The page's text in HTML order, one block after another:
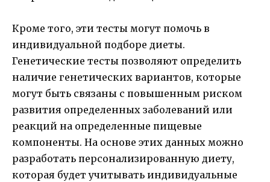
Кроме того, эти тесты могут помочь в
индивидуальной подборе диеты.
Генетические тесты позволяют определить
наличие генетических вариантов, которые
могут быть связаны с повышенным риском
развития определенных заболеваний или
реакций на определенные пищевые
компоненты. На основе этих данных можно
разработать персонализированную диету,
которая будет учитывать индивидуальные